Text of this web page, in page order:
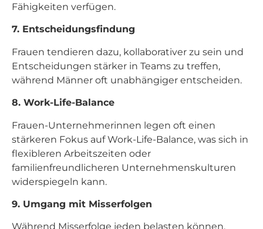
Fähigkeiten verfügen.
7. Entscheidungsfindung
Frauen tendieren dazu, kollaborativer zu sein und
Entscheidungen stärker in Teams zu treffen,
während Männer oft unabhängiger entscheiden.
8. Work-Life-Balance
Frauen-Unternehmerinnen legen oft einen
stärkeren Fokus auf Work-Life-Balance, was sich in
flexibleren Arbeitszeiten oder
familienfreundlicheren Unternehmenskulturen
widerspiegeln kann.
9. Umgang mit Misserfolgen
Während Misserfolge jeden belasten können,